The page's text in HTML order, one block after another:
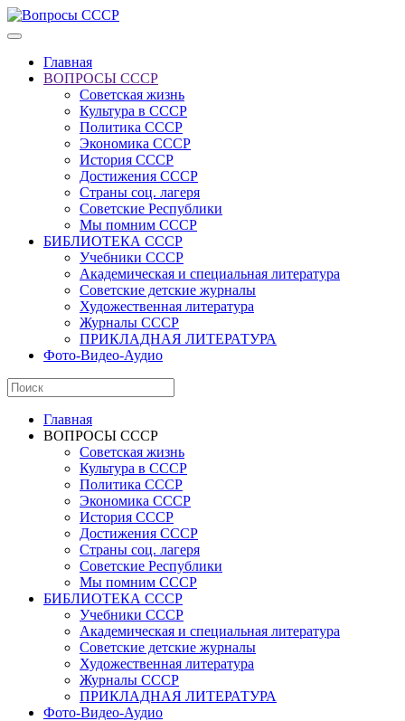
Главная
ВОПРОСЫ СССР
Советская жизнь
Культура в СССР
Политика СССР
Экономика СССР
История СССР
Достижения СССР
Страны соц. лагеря
Советские Республики
Мы помним СССР
БИБЛИОТЕКА СССР
Учебники СССР
Академическая и специальная литература
Советские детские журналы
Художественная литература
Журналы СССР
ПРИКЛАДНАЯ ЛИТЕРАТУРА
Фото-Видео-Аудио
Главная
ВОПРОСЫ СССР
Советская жизнь
Культура в СССР
Политика СССР
Экономика СССР
История СССР
Достижения СССР
Страны соц. лагеря
Советские Республики
Мы помним СССР
БИБЛИОТЕКА СССР
Учебники СССР
Академическая и специальная литература
Советские детские журналы
Художественная литература
Журналы СССР
ПРИКЛАДНАЯ ЛИТЕРАТУРА
Фото-Видео-Аудио